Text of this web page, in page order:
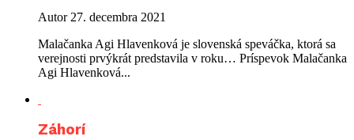
Autor 27. decembra 2021
Malačanka Agi Hlavenková je slovenská speváčka, ktorá sa
verejnosti prvýkrát predstavila v roku… Príspevok Malačanka
Agi Hlavenková...
Záhorí